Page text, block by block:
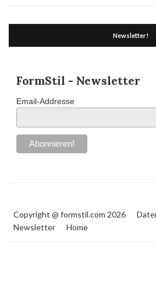
Newsletter!
FormStil - Newsletter
Email-Addresse
Copyright @ formstil.com 2026
Newsletter
Home